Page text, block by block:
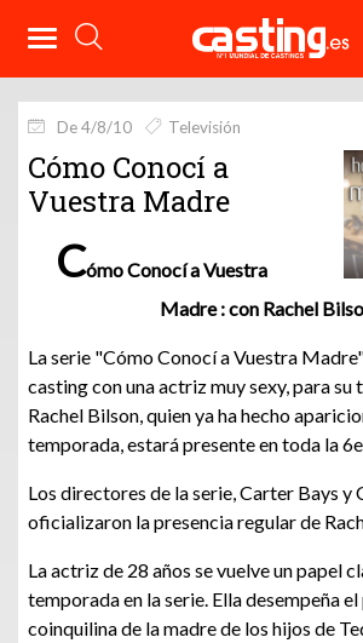
De 4/8/10 Televisión
Cómo Conocí a
Vuestra Madre
Cómo Conocí a Vuestra
Madre : con Rachel
La serie "Cómo Conocí a Vuestra
casting con una actriz muy sexy, para su
Rachel Bilson, quien ya ha hecho
temporada, estará presente en toda la
Los directores de la serie, Carter Bays y
oficializaron la presencia regular de
La actriz de 28 años se vuelve un papel
temporada en la serie. Ella desempeña
coinquilina de la madre de los hijos de